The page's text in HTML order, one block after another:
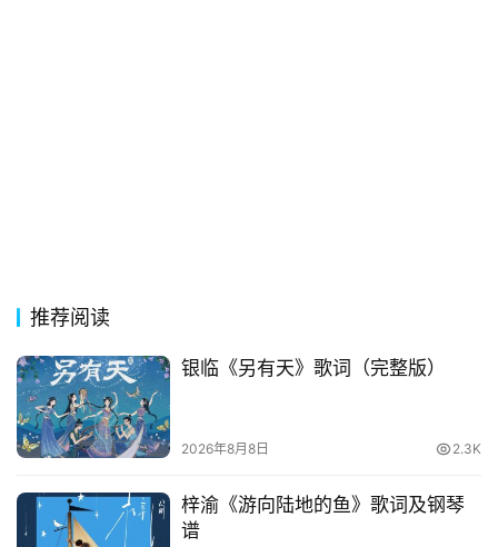
推荐阅读
银临《另有天》歌词（完整版）
2026年8月8日 2.3K
梓渝《游向陆地的鱼》歌词及钢琴
谱